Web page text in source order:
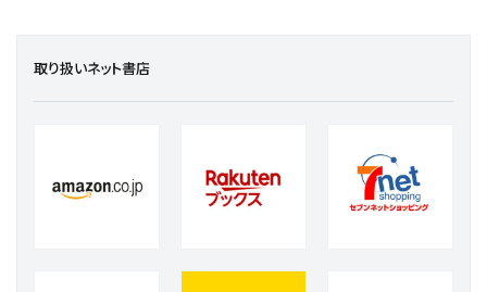
取り扱いネット書店